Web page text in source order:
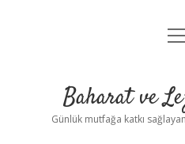
Yasal
Baharat ve
Günlük mutfağa katkı